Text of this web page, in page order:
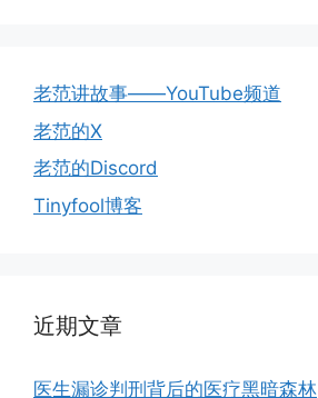
老范讲故事——YouTube频道
老范的X
老范的Discord
Tinyfool博客
近期文章
医生漏诊判刑背后的医疗黑暗森林